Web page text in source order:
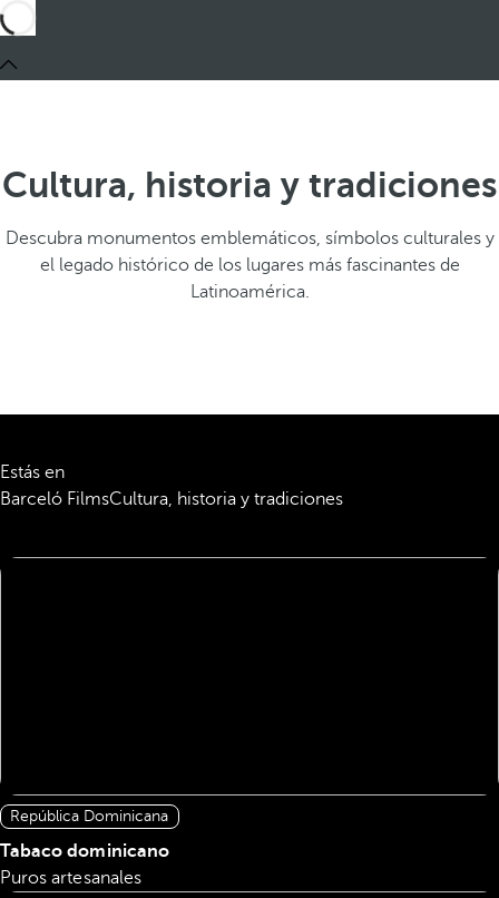
Cultura, historia y tradiciones
Descubra monumentos emblemáticos, símbolos culturales y
el legado histórico de los lugares más fascinantes de
Latinoamérica.
Estás en
Barceló FilmsCultura, historia y tradiciones
República Dominicana
Tabaco dominicano
Puros artesanales